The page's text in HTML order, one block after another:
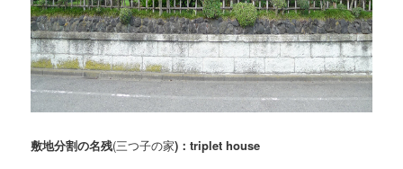
敷地分割の名残(三つ子の家) ：triplet house